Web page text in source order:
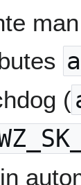
(